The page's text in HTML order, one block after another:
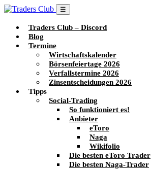
☰
Traders Club – Discord
Blog
Termine
Wirtschaftskalender
Börsenfeiertage 2026
Verfallstermine 2026
Zinsentscheidungen 2026
Tipps
Social-Trading
So funktioniert es!
Anbieter
eToro
Naga
Wikifolio
Die besten eToro Trader
Die besten Naga-Trader